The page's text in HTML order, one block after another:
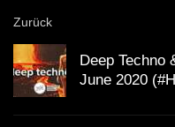
Zurück
Deep Techno
June 2020